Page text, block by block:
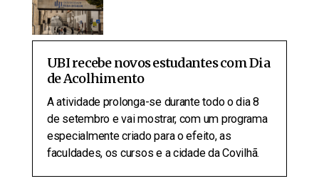
UBI recebe novos estudantes com Dia
de Acolhimento
A atividade prolonga-se durante todo o dia 8
de setembro e vai mostrar, com um programa
especialmente criado para o efeito, as
faculdades, os cursos e a cidade da Covilhã.